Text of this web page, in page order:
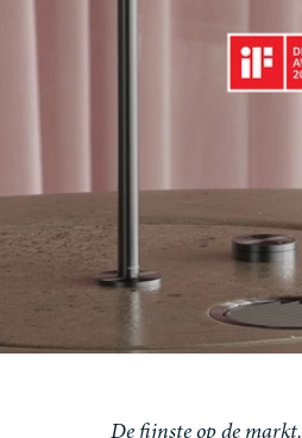
De fijnste op de markt.